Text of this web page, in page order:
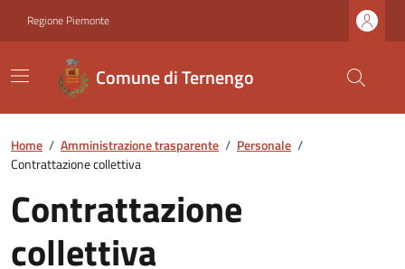
Regione Piemonte
Comune di Ternengo
Home / Amministrazione trasparente / Personale /
Contrattazione collettiva
Contrattazione
collettiva